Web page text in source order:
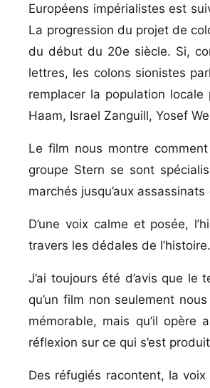
Européens impérialistes est
La progression du projet de
du début du 20e siècle. Si,
lettres, les colons sionistes
remplacer la population locale
Haam, Israel Zanguill, Yosef
Le film nous montre
groupe Stern se sont
marchés jusqu’aux
D’une voix calme et posée,
travers les dédales de l’histoire.
J’ai toujours été d’avis que
qu’un film non seulement
mémorable, mais qu’il opère
réflexion sur ce qui s’est
Des réfugiés racontent, la